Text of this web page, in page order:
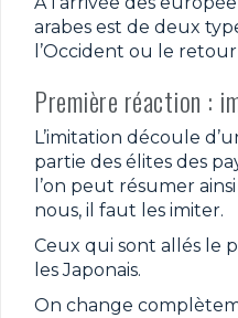
arabes est de deux
l’Occident ou le
Première réaction :
L’imitation découle
partie des élites des
l’on peut résumer
nous, il faut les imiter.
Ceux qui sont allés le
les Japonais.
On change